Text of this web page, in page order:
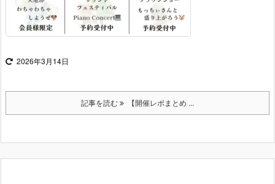
2026年3月14日
記事を読む 【開催レポまとめ ...